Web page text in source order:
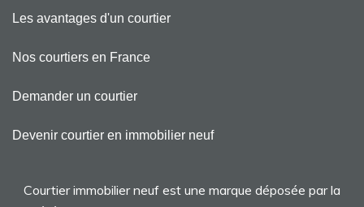
Les avantages d'un courtier
Nos courtiers en France
Demander un courtier
Devenir courtier en immobilier neuf
Courtier immobilier neuf est une marque déposée par la